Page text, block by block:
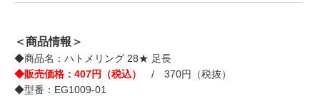
＜商品情報＞
◆商品名：ハトメリング 28★ 足長
◆販売価格：407円（税込）
/ 370円（税抜）
◆型番：EG1009-01